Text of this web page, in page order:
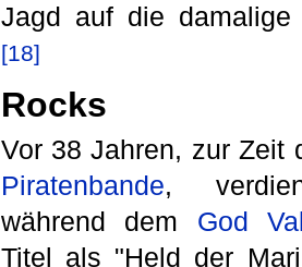
Jagd auf die
[18]
Rocks
Vor 38 Jahren, zur Zeit
Piratenbande,
während dem God
Titel als "Held der